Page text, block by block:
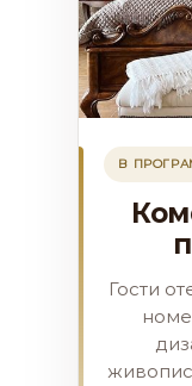
В
Гости